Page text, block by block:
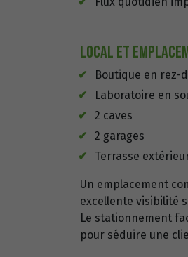
Local et
Boutique en rez-
Laboratoire en
2 caves
2 garages
Terrasse
Un emplacement
excellente visibilité
Le stationnement
pour séduire une